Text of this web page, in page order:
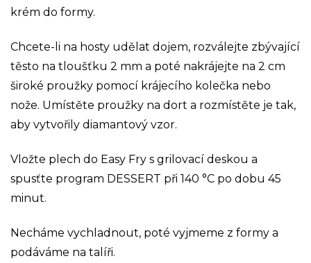
krém do formy.
Chcete-li na hosty udělat dojem, rozválejte zbývající
těsto na tloušťku 2 mm a poté nakrájejte na 2 cm
široké proužky pomocí krájecího kolečka nebo
nože. Umístěte proužky na dort a rozmístěte je tak,
aby vytvořily diamantový vzor.
Vložte plech do Easy Fry s grilovací deskou a
spusťte program DESSERT při 140 °C po dobu 45
minut.
Necháme vychladnout, poté vyjmeme z formy a
podáváme na talíři.